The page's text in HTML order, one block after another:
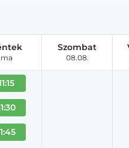
ma
Szombat
08.08.